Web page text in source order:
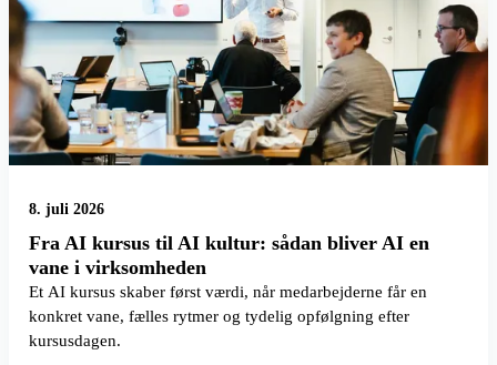
8. juli 2026
Fra AI kursus til AI kultur: sådan bliver AI en
vane i virksomheden
Et AI kursus skaber først værdi, når medarbejderne får en
konkret vane, fælles rytmer og tydelig opfølgning efter
kursusdagen.